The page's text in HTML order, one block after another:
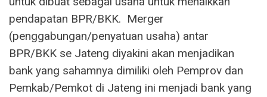
pendapatan BPR/BKK. Merger
(penggabungan/penyatuan usaha) antar
BPR/BKK se Jateng diyakini akan menjadikan
bank yang sahamnya dimiliki oleh Pemprov dan
Pemkab/Pemkot di Jateng ini menjadi bank yang